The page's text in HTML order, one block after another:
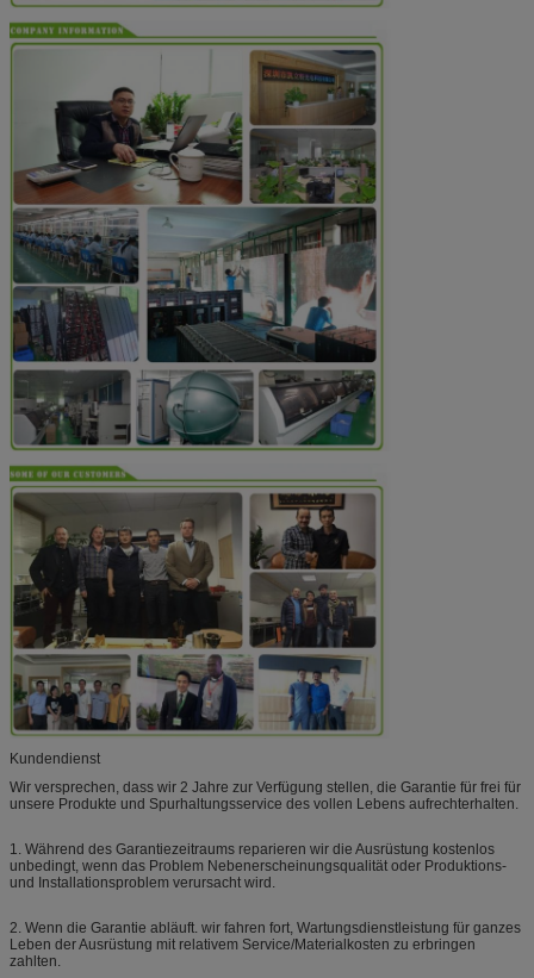
Kundendienst
Wir versprechen, dass wir 2 Jahre zur Verfügung stellen, die Garantie für frei für
unsere Produkte und Spurhaltungsservice des vollen Lebens aufrechterhalten.
1. Während des Garantiezeitraums reparieren wir die Ausrüstung kostenlos
unbedingt, wenn das Problem Nebenerscheinungsqualität oder Produktions-
und Installationsproblem verursacht wird.
2. Wenn die Garantie abläuft. wir fahren fort, Wartungsdienstleistung für ganzes
Leben der Ausrüstung mit relativem Service/Materialkosten zu erbringen
zahlten.